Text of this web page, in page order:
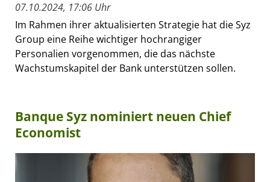
07.10.2024, 17:06 Uhr
Im Rahmen ihrer aktualisierten Strategie hat die Syz
Group eine Reihe wichtiger hochrangiger
Personalien vorgenommen, die das nächste
Wachstumskapitel der Bank unterstützen sollen.
Banque Syz nominiert neuen Chief
Economist